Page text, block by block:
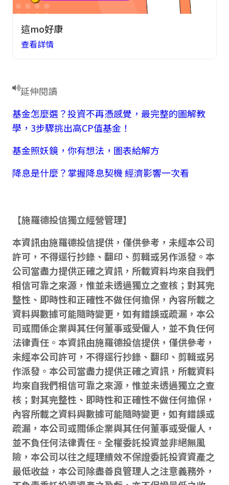
這mo好康
查看詳情
延伸閱讀
基金怎麼選？投資不再憑感覺，最完整的圖解教
學，3步驟挑出高CP值基金！
基金照妖鏡，你有想法，圖表給解方
降息是什麼？掌握降息契機 經濟影響一次看
【施羅德投信獨立經營管理】
本資訊由施羅德投信提供，僅供參考，未經本公司
許可，不得逕行抄錄、翻印、剪輯或另作派發。本
公司當盡力提供正確之資訊，所載資料均來自我們
相信可靠之來源，惟並未透過獨立之查核；對其完
整性、即時性和正確性不做任何擔保，內容所載之
資料與數據可能隨時變更，如有錯誤或疏漏，本公
司或關係企業與其任何董事或受僱人，並不負任何
法律責任。本資訊由施羅德投信提供，僅供參考，
未經本公司許可，不得逕行抄錄、翻印、剪輯或另
作派發。本公司當盡力提供正確之資訊，所載資料
均來自我們相信可靠之來源，惟並未透過獨立之查
核；對其完整性、即時性和正確性不做任何擔保，
內容所載之資料與數據可能隨時變更，如有錯誤或
疏漏，本公司或關係企業與其任何董事或受僱人，
並不負任何法律責任。全權委託投資並非絕無風
險，本公司以往之經理績效不保證委託投資資產之
最低收益，本公司除盡善良管理人之注意義務外，